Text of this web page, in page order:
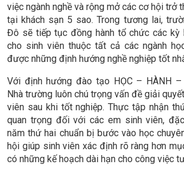
việc ngành nghề và rộng mở các cơ hội trở
tại khách sạn 5 sao. Trong tương lai,
Đô sẽ tiếp tục đồng hành tổ chức các kỳ
cho sinh viên thuộc tất cả các ngành
được những định hướng nghề nghiệp tốt
Với định hướng đào tạo HỌC – HÀNH –
Nhà trường luôn chú trọng vấn đề giải
viên sau khi tốt nghiệp. Thực tập nhận
quan trọng đối với các em sinh viên,
năm thứ hai chuẩn bị bước vào học
hội giúp sinh viên xác định rõ ràng hơn
có những kế hoạch dài hạn cho công việc